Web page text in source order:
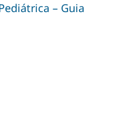
– Guia